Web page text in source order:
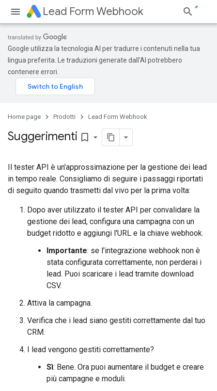
Lead Form Webhook
Google utilizza la tecnologia AI per tradurre i contenuti nella tua
lingua preferita. Le traduzioni generate dall'AI potrebbero
contenere errori.
Home page Prodotti Lead Form Webhook
Suggerimenti bookmark_border
Il tester API è un'approssimazione per la gestione dei lead
in tempo reale. Consigliamo di seguire i passaggi riportati
di seguito quando trasmetti dal vivo per la prima volta:
Dopo aver utilizzato il tester API per convalidare la
gestione dei lead, configura una campagna con un
budget ridotto e aggiungi l'URL e la chiave webhook.
Importante: se l'integrazione webhook non è
stata configurata correttamente, non perderai i
lead. Puoi scaricare i lead tramite download
CSV.
Attiva la campagna.
Verifica che i lead siano gestiti correttamente dal tuo
CRM.
I lead vengono gestiti correttamente?
Sì: Bene. Ora puoi aumentare il budget e creare
più campagne e moduli.